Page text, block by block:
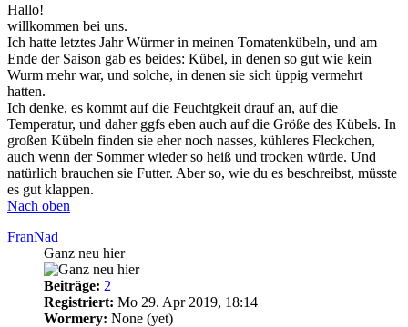
Hallo!
willkommen bei uns.
Ich hatte letztes Jahr Würmer in meinen Tomatenkübeln, und am
Ende der Saison gab es beides: Kübel, in denen so gut wie kein
Wurm mehr war, und solche, in denen sie sich üppig vermehrt
hatten.
Ich denke, es kommt auf die Feuchtgkeit drauf an, auf die
Temperatur, und daher ggfs eben auch auf die Größe des Kübels. In
großen Kübeln finden sie eher noch nasses, kühleres Fleckchen,
auch wenn der Sommer wieder so heiß und trocken würde. Und
natürlich brauchen sie Futter. Aber so, wie du es beschreibst, müsste
es gut klappen.
Nach oben
FranNad
Ganz neu hier
Beiträge: 2
Registriert: Mo 29. Apr 2019, 18:14
Wormery: None (yet)